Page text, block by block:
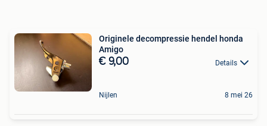
Originele decompressie hendel honda
Amigo
€ 9,00 Details
Nijlen 8 mei 26